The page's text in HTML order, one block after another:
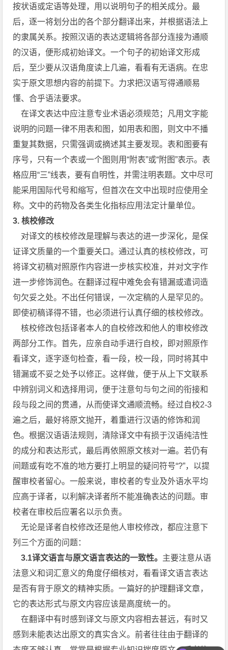
按状语或定语等处理，用以说明句子的相关成分。最
后，逐一将划分出的各个部分翻译出来，并根据语法上
的隶属关系。按照汉语的表达逻辑将各部分连接为通顺
的汉语，便形成初始译文。一个句子的初始译文形成
后，至少要从汉语角度读上几遍，看看有无语病。在忠
实于原文思想内容的前提下。力求把汉语写得通顺易
懂、合乎语法要求。
在译文表达中应注意专业术语必须规范；凡用文字能
说明的问题一律不用表和图，如用表和图，则文中不播
重复其数据，只需强调或摘述其主要发现。表和图要有
序号，只有一个表或一个图则用“附表”或“附图”表示。表
格应用“三”线表，要有自明性，并需注明表题。文中尽可
能采用国际代号和缩写，但首次在文中出现时应使用全
称。文中的药物及各类生化指标应用法定计量单位。
3.核校修改
对译文的核校修改是理解与表达的进一步深化，是保
证译文质量的一个重要关口。通过认真的核校修改，可
将译文初稿对照原作内容进一步核实校准，并对文字作
进一步修饰润色。在翻译过程中难免会有错漏或遣词造
句欠妥之处。不出任何错误，一次定稿的人是罕见的。
即使初稿译得不错，也必须进行认真仔细的核校修改。
核校修改包括译者本人的自校修改和他人的审校修改
两部分工作。首先，应亲自动手进行自校，即对照原作
看译文，逐字逐句检查，看一段，校一段，同时将其中
错漏或不妥之处予以修正。这样做，便于从上下文联系
中辨别词义和选择用词，便于注意句与句之间的衔接和
段与段之间的贯通，从而使译文通顺流畅。经过自校2-3
遍之后，最好将原文抛开，着重进行汉语的修饰和润
色。根据汉语语法规则，清除译文中有损于汉语纯洁性
的成分和表达形式，最后再依照原文核对一遍。若仍有
间题或有吃不准的地方要打上明显的疑问符号“?”，以提
醒审校者留心。一般来说，审校者的专业及外语水平均
应高于译者，以利解决译者所不能准确表达的问题。审
校者在审校后应署名以示负责。
无论是译者自校修改还是他人审校修改，都应注意下
列三个方面的问题：
3.1译文语言与原文语言表达的一致性。 主要注意从语
法意义和词汇意义的角度仔细核对，看看译文语言表达
是否有背于原文的精神实质。一篇好的护理翻译文章，
它的表达形式与原文内容应该是高度统一的。
在翻译中有时感到译文与原文内容相去甚远，有时又
感到未能表达出原文的真实含义。前者往往由于翻译的